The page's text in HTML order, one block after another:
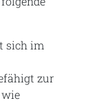
sich im
zur